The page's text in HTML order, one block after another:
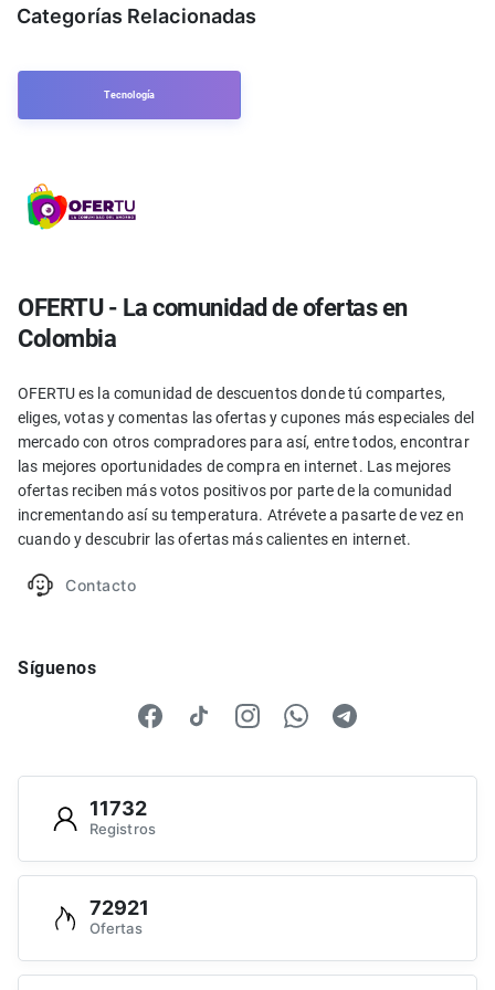
Categorías Relacionadas
Tecnología
OFERTU - La comunidad de ofertas en
Colombia
OFERTU es la comunidad de descuentos donde tú compartes,
eliges, votas y comentas las ofertas y cupones más especiales del
mercado con otros compradores para así, entre todos, encontrar
las mejores oportunidades de compra en internet. Las mejores
ofertas reciben más votos positivos por parte de la comunidad
incrementando así su temperatura. Atrévete a pasarte de vez en
cuando y descubrir las ofertas más calientes en internet.
Contacto
Síguenos
11732
Registros
72921
Ofertas